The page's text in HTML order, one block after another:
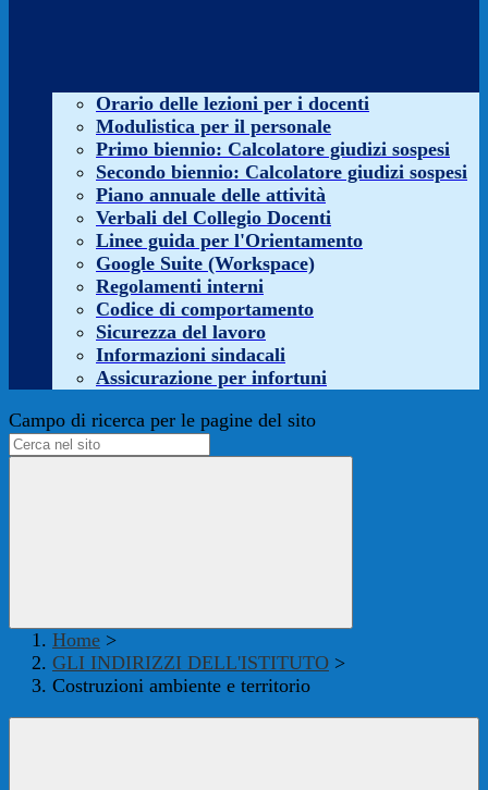
Orario delle lezioni per i docenti
Modulistica per il personale
Primo biennio: Calcolatore giudizi sospesi
Secondo biennio: Calcolatore giudizi sospesi
Piano annuale delle attività
Verbali del Collegio Docenti
Linee guida per l'Orientamento
Google Suite (Workspace)
Regolamenti interni
Codice di comportamento
Sicurezza del lavoro
Informazioni sindacali
Assicurazione per infortuni
Campo di ricerca per le pagine del sito
Home >
GLI INDIRIZZI DELL'ISTITUTO >
Costruzioni ambiente e territorio